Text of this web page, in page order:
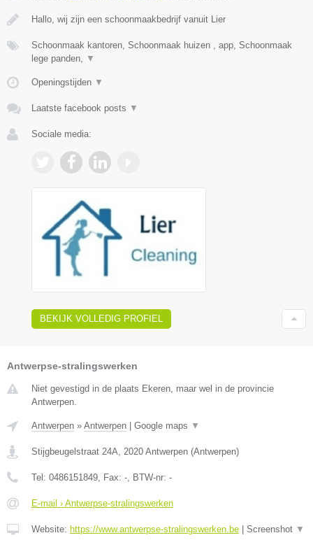
Hallo, wij zijn een schoonmaakbedrijf vanuit Lier
Schoonmaak kantoren, Schoonmaak huizen , app, Schoonmaak
lege panden,
▼
Openingstijden ▼
Laatste facebook posts ▼
Sociale media:
BEKIJK VOLLEDIG PROFIEL
Antwerpse-stralingswerken
Niet gevestigd in de plaats Ekeren, maar wel in de provincie
Antwerpen.
Antwerpen » Antwerpen Google maps ▼
Stijgbeugelstraat 24A 2020 Antwerpen (Antwerpen)
Tel: 0486151849 , Fax: - , BTW-nr: -
E-mail › Antwerpse-stralingswerken
Website: https://www.antwerpse-stralingswerken.be Screenshot ▼